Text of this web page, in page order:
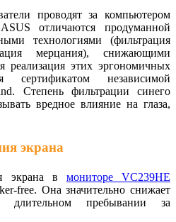
проводят за компьютером
отличаются продуманной
технологиями (фильтрация
мерцания), снижающими
реализация этих эргономичных
сертификатом независимой
Степень фильтрации синего
вредное влияние на глаза,
экрана
экрана в мониторе VC239HE
free. Она значительно снижает
длительном пребывании за